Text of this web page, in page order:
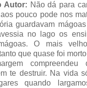
Autor: Não dá para
pouco pode nos
guardavam
no lago os
O mais
que quase foi
te destruir. Na vida
quando